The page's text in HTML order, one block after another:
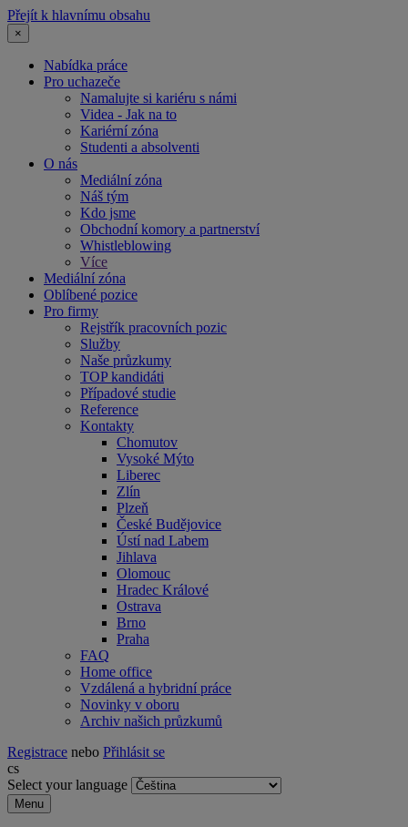
Přejít k hlavnímu obsahu
×
Nabídka práce
Pro uchazeče
Namalujte si kariéru s námi
Videa - Jak na to
Kariérní zóna
Studenti a absolventi
O nás
Mediální zóna
Náš tým
Kdo jsme
Obchodní komory a partnerství
Whistleblowing
Více
Mediální zóna
Oblíbené pozice
Pro firmy
Rejstřík pracovních pozic
Služby
Naše průzkumy
TOP kandidáti
Případové studie
Reference
Kontakty
Chomutov
Vysoké Mýto
Liberec
Zlín
Plzeň
České Budějovice
Ústí nad Labem
Jihlava
Olomouc
Hradec Králové
Ostrava
Brno
Praha
FAQ
Home office
Vzdálená a hybridní práce
Novinky v oboru
Archiv našich průzkumů
Registrace nebo Přihlásit se
cs
Select your language
Menu